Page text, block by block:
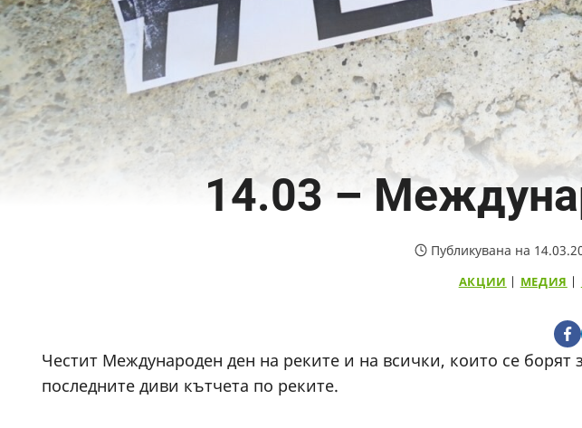
14.03 –
Публикувана на
АКЦИИ | МЕДИЯ |
Честит Международен ден на реките и на всички, които се
последните диви кътчета по реките.